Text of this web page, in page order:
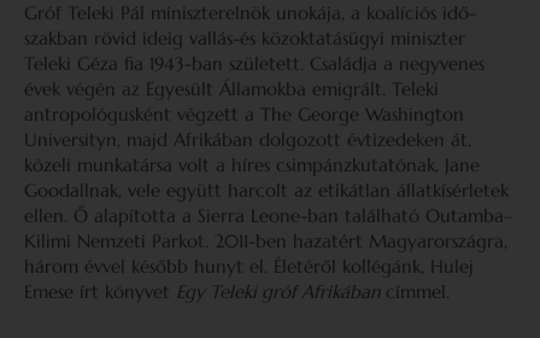
Gróf Teleki Pál miniszterelnök unokája, a koalíciós idő­
szakban rövid ideig vallás-és közoktatásügyi miniszter
Teleki Géza fia 1943-ban született. Családja a negyve­nes
évek végén az Egyesült Államokba emigrált, Teleki
antropológusként végzett a The George Washington
Universityn, majd Afrikában dolgozott évtizedeken át,
közeli munkatársa volt a híres csimpánzkutatónak, Jane
Goodallnak, vele együtt harcolt az etikátlan állatkísér­letek
ellen. Ő alapította a Sierra Leone-ban található Outamba–
Kilimi Nemzeti Parkot. 2011-ben hazatért Magyarországra,
három évvel később hunyt el. Életéről kollégánk, Hulej
Emese írt könyvet Egy Teleki gróf Afri­kában címmel.